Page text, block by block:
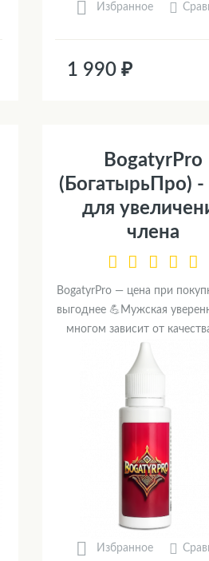
Избранное
1 990 ₽
BogatyrPro
(БогатырьПро) -
для
члена
BogatyrPro — цена при
выгоднее 💪Мужская
многом зависит от
Избранное